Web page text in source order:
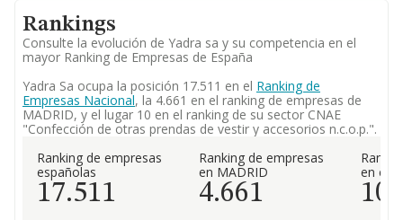
Rankings
Consulte la evolución de Yadra sa y su competencia en el
mayor Ranking de Empresas de España
Yadra Sa ocupa la posición 17.511 en el Ranking de
Empresas Nacional, la 4.661 en el ranking de empresas de
MADRID, y el lugar 10 en el ranking de su sector CNAE
"Confección de otras prendas de vestir y accesorios n.c.o.p.".
Ranking de empresas
españolas
17.511
Ranking de empresas
en MADRID
4.661
en el
10